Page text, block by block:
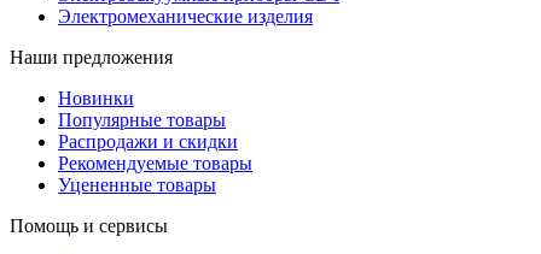
Электромеханические изделия
Наши предложения
Новинки
Популярные товары
Распродажи и скидки
Рекомендуемые товары
Уцененные товары
Помощь и сервисы